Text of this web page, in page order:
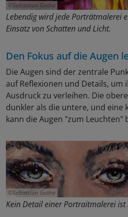
Sebastian Gothe
Lebendig wird jede Porträtmalerei
Einsatz von Schatten und Licht.
Den Fokus auf die Augen
Die Augen sind der zentrale
auf Reflexionen und Details, um
Ausdruck zu verleihen. Die
dunkler als die untere, und eine
kann die Augen "zum Leuchten"
Sebastian Gothe
Kein Detail einer Portraitmalerei ist